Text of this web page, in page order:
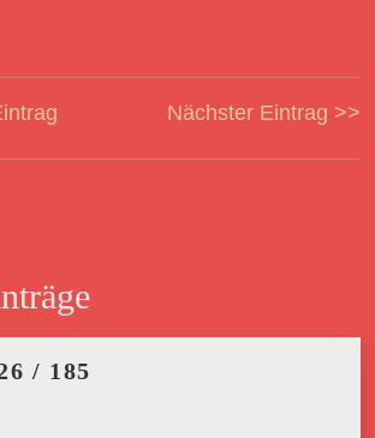
Nächster Eintrag >>
/ 185